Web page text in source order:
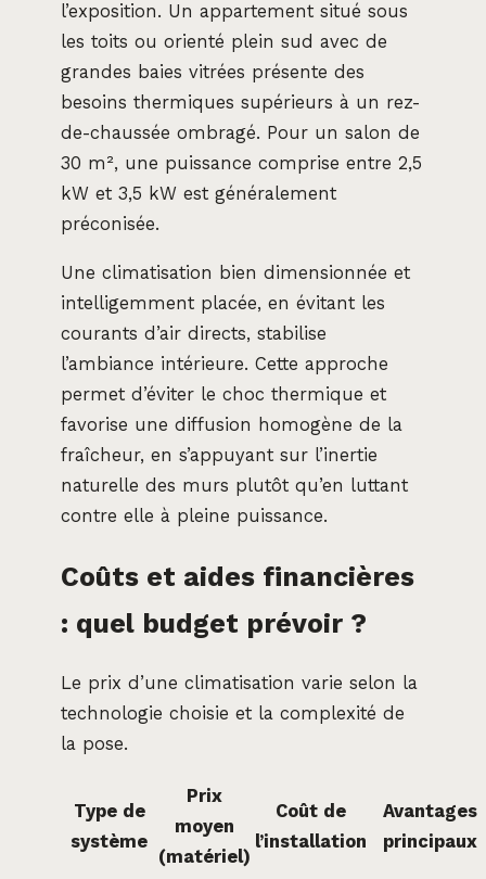
l’exposition. Un appartement situé sous
les toits ou orienté plein sud avec de
grandes baies vitrées présente des
besoins thermiques supérieurs à un rez-
de-chaussée ombragé. Pour un salon de
30 m², une puissance comprise entre 2,5
kW et 3,5 kW est généralement
préconisée.
Une climatisation bien dimensionnée et
intelligemment placée, en évitant les
courants d’air directs, stabilise
l’ambiance intérieure. Cette approche
permet d’éviter le choc thermique et
favorise une diffusion homogène de la
fraîcheur, en s’appuyant sur l’inertie
naturelle des murs plutôt qu’en luttant
contre elle à pleine puissance.
Coûts et aides financières
: quel budget prévoir ?
Le prix d’une climatisation varie selon la
technologie choisie et la complexité de
la pose.
Type de
système
Prix
moyen
(matériel)
Coût de
l’installation
Avantages
principaux